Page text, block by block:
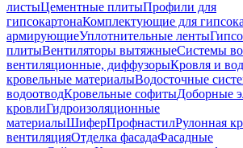
листыЦементные плитыПрофили для
гипсокартонаКомплектующие для
армирующиеУплотнительные ленты
плитыВентиляторы вытяжныеСистемы
вентиляционные, диффузорыКровля и
кровельные материалыВодосточные
водоотводКровельные софитыДоборные
кровлиГидроизоляционные
материалыШиферПрофнастилРулонная
вентиляцияОтделка фасадаФасадные